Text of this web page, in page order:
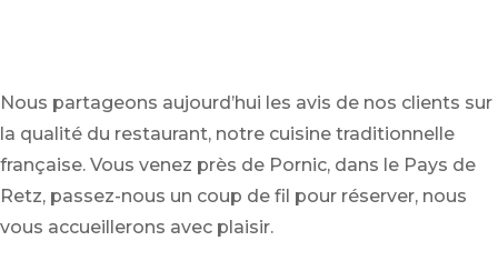
Nous partageons aujourd’hui les avis de nos clients sur
la qualité du restaurant, notre cuisine traditionnelle
française. Vous venez près de Pornic, dans le Pays de
Retz, passez-nous un coup de fil pour réserver, nous
vous accueillerons avec plaisir.